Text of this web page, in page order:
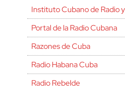
Instituto Cubano de Radio
Portal de la Radio Cubana
Razones de Cuba
Radio Habana Cuba
Radio Rebelde